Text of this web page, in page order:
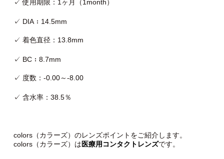
✓ 使用期限：1ヶ月（1month）
✓ DIA：14.5mm
✓ 着色直径：13.8mm
✓ BC：8.7mm
✓ 度数：-0.00～-8.00
✓ 含水率：38.5％
colors（カラーズ）のレンズポイントをご紹介します。
colors（カラーズ）は医療用コンタクトレンズです。